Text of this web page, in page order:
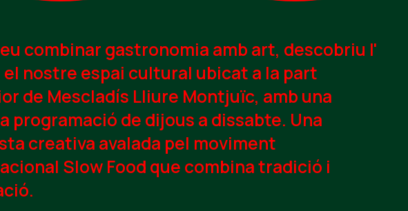
combinar gastronomia amb art, descobriu l'
el nostre espai cultural ubicat a la part
de Mescladís Lliure Montjuïc, amb una
programació de dijous a dissabte. Una
creativa avalada pel moviment
Slow Food que combina tradició i